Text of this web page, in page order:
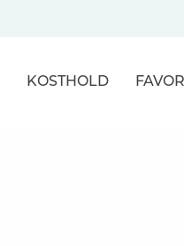
KOSTHOLD